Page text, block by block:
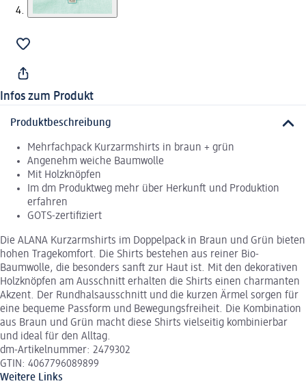
Infos zum Produkt
Produktbeschreibung
Mehrfachpack Kurzarmshirts in braun + grün
Angenehm weiche Baumwolle
Mit Holzknöpfen
Im dm Produktweg mehr über Herkunft und Produktion
erfahren
GOTS-zertifiziert
Die ALANA Kurzarmshirts im Doppelpack in Braun und Grün bieten
hohen Tragekomfort. Die Shirts bestehen aus reiner Bio-
Baumwolle, die besonders sanft zur Haut ist. Mit den dekorativen
Holzknöpfen am Ausschnitt erhalten die Shirts einen charmanten
Akzent. Der Rundhalsausschnitt und die kurzen Ärmel sorgen für
eine bequeme Passform und Bewegungsfreiheit. Die Kombination
aus Braun und Grün macht diese Shirts vielseitig kombinierbar
und ideal für den Alltag.
dm-Artikelnummer: 2479302
GTIN: 4067796089899
Weitere Links